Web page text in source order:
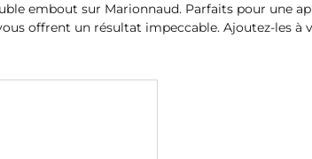
embout sur Marionnaud. Parfaits pour une
offrent un résultat impeccable. Ajoutez-les